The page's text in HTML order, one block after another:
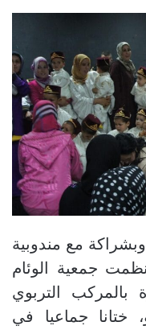
مع مندوبية
جمعية الوئام
بالمركب التربوي
ختانا جماعيا في